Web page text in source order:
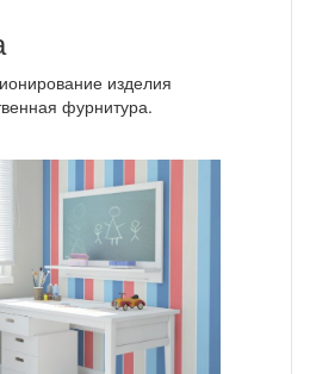
изделия
фурнитура.